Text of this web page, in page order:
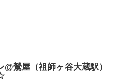
@鶯屋（祖師ヶ谷大蔵駅）